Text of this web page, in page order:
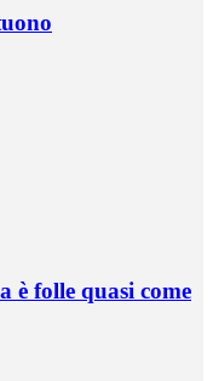
è folle quasi come